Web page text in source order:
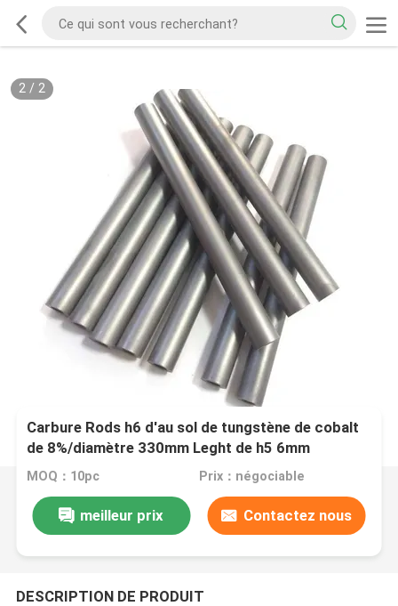
2/ 2
Carbure Rods h6 d'au sol de tungstène de cobalt
de 8%/diamètre 330mm Leght de h5 6mm
MOQ：10pc Prix：négociable
meilleur prix Contactez nous
DESCRIPTION DE PRODUIT